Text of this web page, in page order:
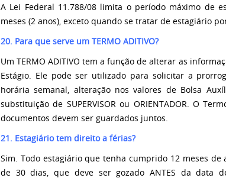
A Lei Federal 11.788/08 limita o período máximo de
meses (2 anos), exceto quando se tratar de estagiário
20. Para que serve um TERMO ADITIVO?
Um TERMO ADITIVO tem a função de alterar as
Estágio. Ele pode ser utilizado para solicitar a
horária semanal, alteração nos valores de Bolsa
substituição de SUPERVISOR ou ORIENTADOR. O
documentos devem ser guardados juntos.
21. Estagiário tem direito a férias?
Sim. Todo estagiário que tenha cumprido 12 meses
de 30 dias, que deve ser gozado ANTES da data